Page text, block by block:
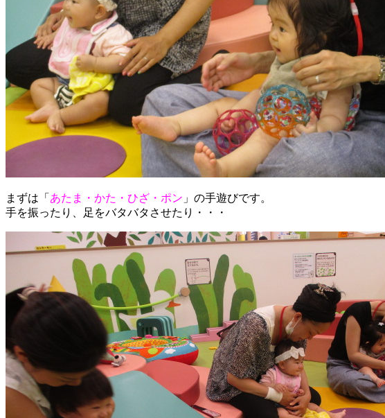
まずは「 あたま・かた・ひざ・ポン 」の手遊びです。
手を振ったり、足をバタバタさせたり・・・